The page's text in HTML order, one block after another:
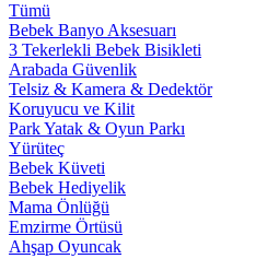
Tümü
Bebek Banyo Aksesuarı
3 Tekerlekli Bebek Bisikleti
Arabada Güvenlik
Telsiz & Kamera & Dedektör
Koruyucu ve Kilit
Park Yatak & Oyun Parkı
Yürüteç
Bebek Küveti
Bebek Hediyelik
Mama Önlüğü
Emzirme Örtüsü
Ahşap Oyuncak